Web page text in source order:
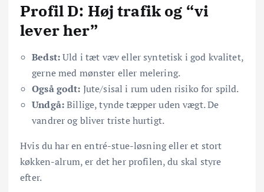
Profil D: Høj trafik og “vi
lever her”
Bedst:Uld i tæt væv eller syntetisk i god kvalitet,
gerne med mønster eller melering.
Også godt: Jute/sisal i rum uden risiko for spild.
Undgå:Billige, tynde tæpper uden vægt. De
vandrer og bliver triste hurtigt.
Hvis du har en entré-stue-løsning eller et stort
køkken-alrum, er det her profilen, du skal styre
efter.